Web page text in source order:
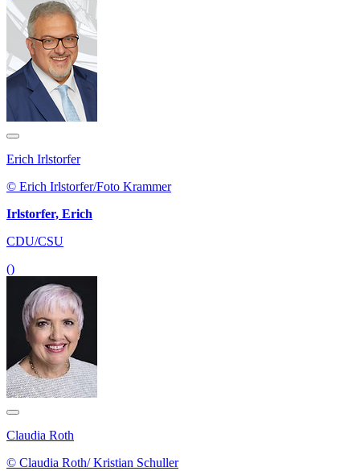
Erich Irlstorfer
© Erich Irlstorfer/Foto Krammer
Irlstorfer, Erich
CDU/CSU
()
Claudia Roth
© Claudia Roth/ Kristian Schuller